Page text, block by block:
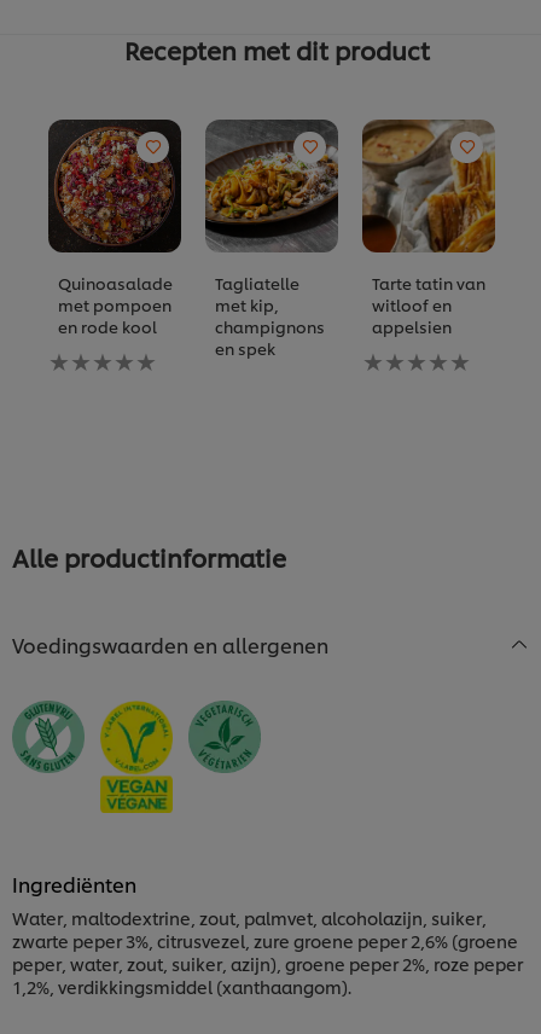
Recepten met dit product
Quinoasalade
met pompoen
en rode kool
Geen
beoordelingen
Tagliatelle
met kip,
champignons
en spek
Tarte tatin van
witloof en
appelsien
Geen
beoordelingen
Alle productinformatie
Voedingswaarden en allergenen
Ingrediënten
Water, maltodextrine, zout, palmvet, alcoholazijn, suiker,
zwarte peper 3%, citrusvezel, zure groene peper 2,6% (groene
peper, water, zout, suiker, azijn), groene peper 2%, roze peper
1,2%, verdikkingsmiddel (xanthaangom).